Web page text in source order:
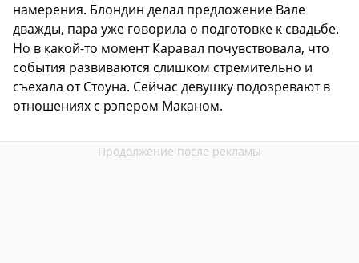
намерения. Блондин делал предложение Вале
дважды, пара уже говорила о подготовке к свадьбе.
Но в какой-то момент Каравал почувствовала, что
события развиваются слишком стремительно и
съехала от Стоуна. Сейчас девушку подозревают в
отношениях с рэпером Маканом.